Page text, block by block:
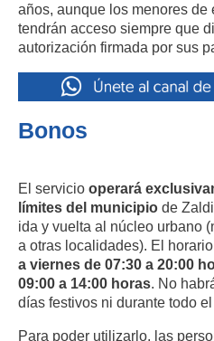
años, aunque los menores de
tendrán acceso siempre que
autorización firmada por sus
Bonos
El servicio operará
límites del municipio de
ida y vuelta al núcleo urbano
a otras localidades). El
a viernes de 07:30 a 20:00
09:00 a 14:00 horas. No
días festivos ni durante todo
Para poder utilizarlo, las